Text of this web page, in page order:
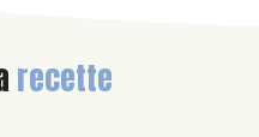
recette